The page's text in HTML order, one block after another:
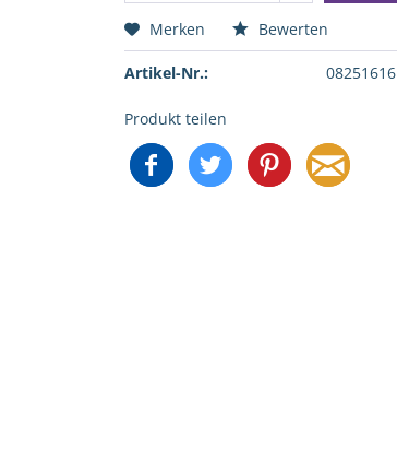
Merken Bewerten
Artikel-Nr.: 08251616
Produkt teilen